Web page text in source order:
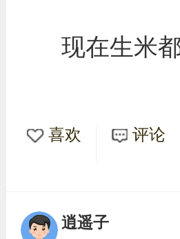
现在生米
喜欢 评论
逍遥子